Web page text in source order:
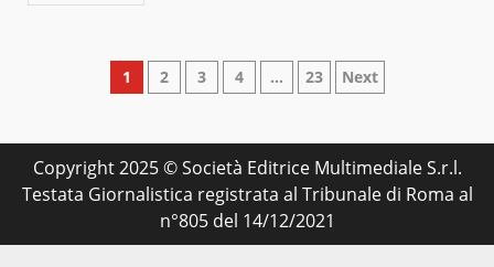
Paginazione
articoli
1 2 3 4 … 23 Next
Copyright 2025 © Società Editrice Multimediale S.r.l.
Testata Giornalistica registrata al Tribunale di Roma al
n°805 del 14/12/2021